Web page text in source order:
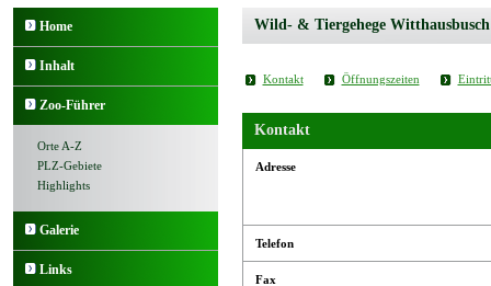
Home
Inhalt
Zoo-Führer
Orte A-Z
PLZ-Gebiete
Highlights
Galerie
Links
Wild- & Tiergehege Witthausbusch
Kontakt Öffnungszeiten
Kontakt
Adresse
Telefon
Fax